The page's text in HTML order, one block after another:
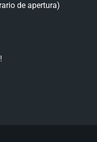
de apertura)